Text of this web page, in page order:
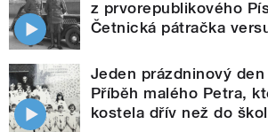
z prvorepublikového
Četnická pátračka
Jeden prázdninový
Příběh malého Petra,
kostela dřív než do